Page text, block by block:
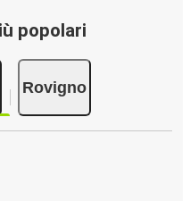
popolari
Rovigno